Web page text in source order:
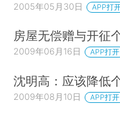
2005年05月30日 APP打
房屋无偿赠与开征
2009年06月16日 APP打开
沈明高：应该降低
2009年08月10日 APP打开